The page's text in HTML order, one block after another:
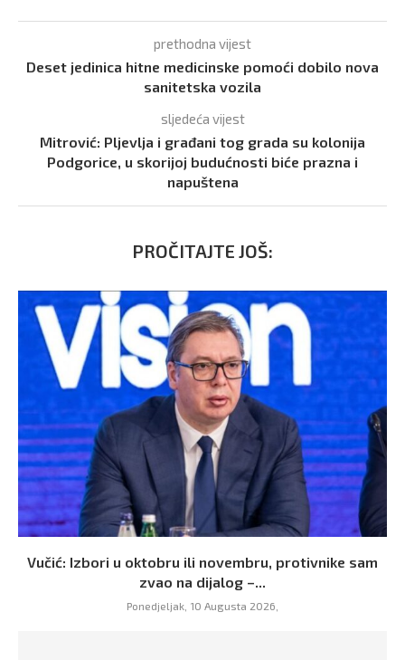
prethodna vijest
Deset jedinica hitne medicinske pomoći dobilo nova
sanitetska vozila
sljedeća vijest
Mitrović: Pljevlja i građani tog grada su kolonija
Podgorice, u skorijoj budućnosti biće prazna i
napuštena
PROČITAJTE JOŠ:
Vučić: Izbori u oktobru ili novembru, protivnike sam
zvao na dijalog –...
Ponedjeljak, 10 Augusta 2026,